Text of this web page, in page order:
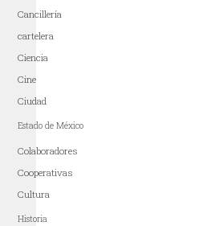
Cancillería
cartelera
Ciencia
Cine
Ciudad
Estado de México
Colaboradores
Cooperativas
Cultura
Historia